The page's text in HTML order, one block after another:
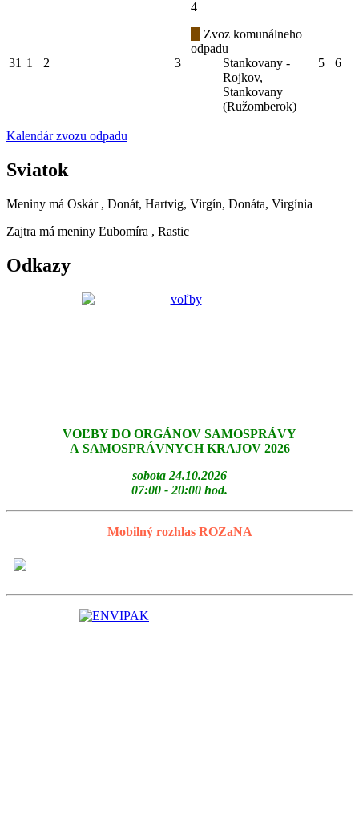
31 1 2 3
4
Zvoz komunálneho
odpadu
Stankovany -
Rojkov,
Stankovany
(Ružomberok)
5 6
Kalendár zvozu odpadu
Sviatok
Meniny má Oskár , Donát, Hartvig, Virgín, Donáta, Virgínia
Zajtra má meniny Ľubomíra , Rastic
Odkazy
VOĽBY DO ORGÁNOV SAMOSPRÁVY
A SAMOSPRÁVNYCH KRAJOV 2026
sobota 24.10.2026
07:00 - 20:00 hod.
Mobilný rozhlas ROZaNA